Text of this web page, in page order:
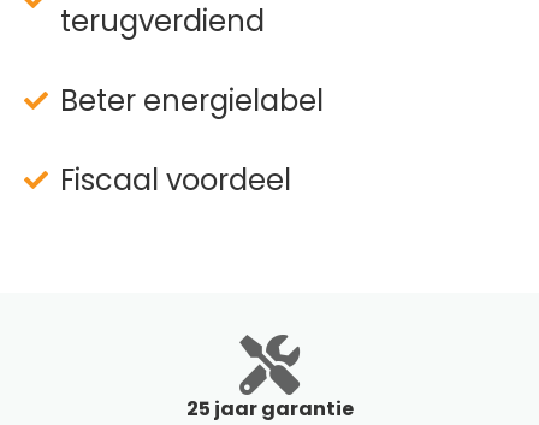
terugverdiend
Beter energielabel
Fiscaal voordeel
25 jaar garantie